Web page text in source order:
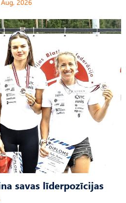
2026
savas līderpozīcijas